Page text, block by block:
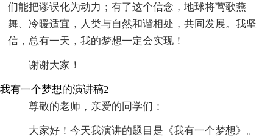
们能把谬误化为动力；有了这个信念，地球将莺歌燕
舞、冷暖适宜，人类与自然和谐相处，共同发展。我坚
信，总有一天，我的梦想一定会实现！
谢谢大家！
我有一个梦想的演讲稿2
尊敬的老师，亲爱的同学们：
大家好！今天我演讲的题目是《我有一个梦想》。